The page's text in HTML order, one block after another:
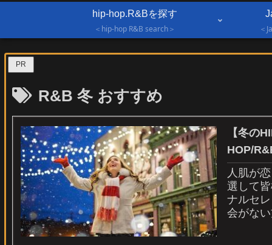
hip-hop.R&Bを探す
＜hip-hop R&B search＞
＜
PR
R&B 冬 おすすめ
【冬の
HOP/
人肌が
選して
ナルセ
会がな